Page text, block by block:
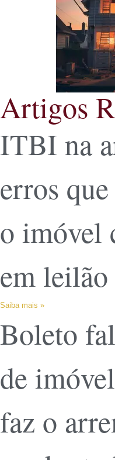
Artigos
ITBI na
erros
o imóvel
em leilão
Saiba mais »
Boleto
de
faz o